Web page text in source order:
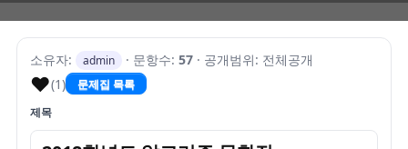
소유자: admin · 문항수: 57 · 공개범위: 전체공개
♥(1)
문제집 목록
제목